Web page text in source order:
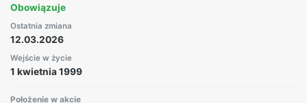
Obowiązuje
Ostatnia zmiana
12.03.2026
Wejście w życie
1 kwietnia 1999
Położenie w akcie